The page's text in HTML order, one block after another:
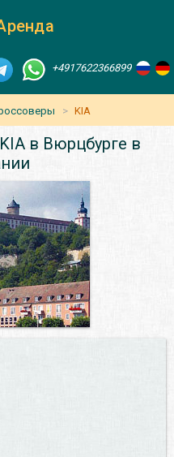
+4917622366899
KIA
в Вюрцбурге в